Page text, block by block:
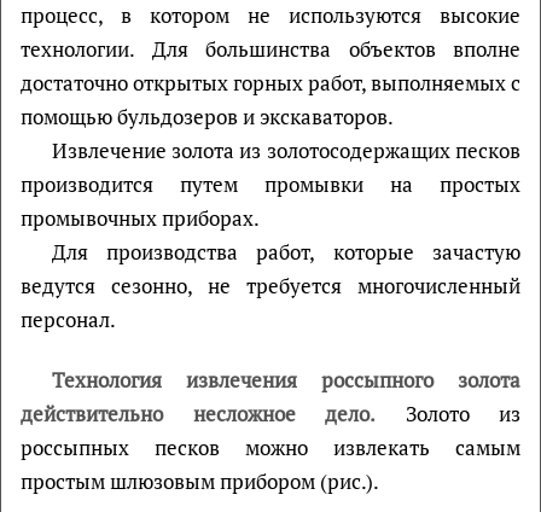
процесс, в котором не используются высокие
технологии. Для большинства объектов вполне
достаточно открытых горных работ, выполняемых с
помощью бульдозеров и экскаваторов.
Извлечение золота из золотосодержащих песков
производится путем промывки на простых
промывочных приборах.
Для производства работ, которые зачастую
ведутся сезонно, не требуется многочисленный
персонал.
Технология извлечения россыпного золота
действительно несложное дело. Золото из
россыпных песков можно извлекать самым
простым шлюзовым прибором (рис.).